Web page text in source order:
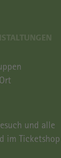
und alle
im